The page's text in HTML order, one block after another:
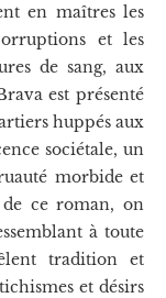
en maîtres les
et les
de sang, aux
est présenté
huppés aux
sociétale, un
morbide et
ce roman, on
à toute
tradition et
et désirs